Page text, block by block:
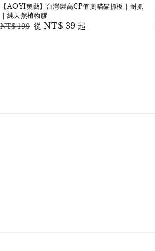
【AOYI奧藝】台灣製高CP值奧喵貓抓板｜耐抓
｜純天然植物膠
Regular
NT$ 199 Sale
從NT$ 39 起